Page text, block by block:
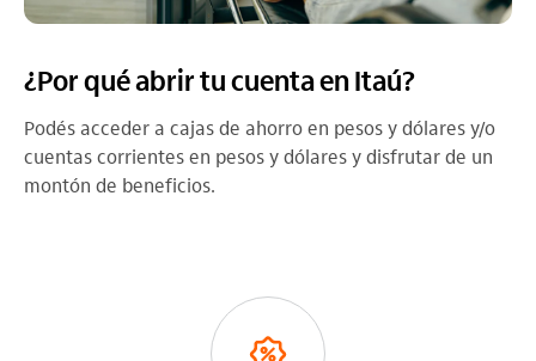
¿Por qué abrir tu cuenta en Itaú?
Podés acceder a cajas de ahorro en pesos y dólares y/o
cuentas corrientes en pesos y dólares y disfrutar de un
montón de beneficios.